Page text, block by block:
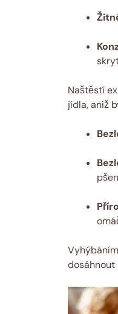
Naštěstí
jídla, aniž
dosáhnout